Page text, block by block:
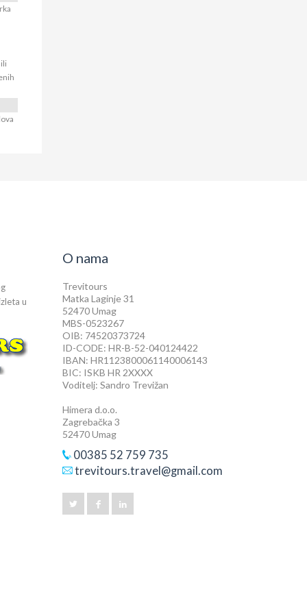
u
O nama
Trevitours
Matka Laginje 31
52470 Umag
MBS-0523267
OIB: 74520373724
ID-CODE: HR-B-52-040124422
IBAN: HR1123800061140006143
BIC: ISKB HR 2XXXX
Voditelj: Sandro Trevižan
Himera d.o.o.
Zagrebačka 3
52470 Umag
00385 52 759 735
trevitours.travel@gmail.com